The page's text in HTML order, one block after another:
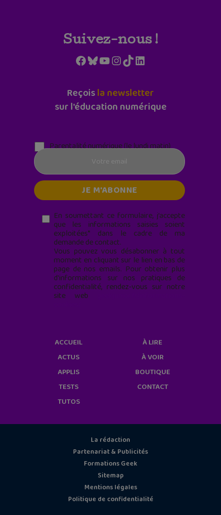
Suivez-nous !
Facebook
Bluesky
YouTube
Instagram
TikTokLinkedIn
Reçoisla newsletter
sur l'éducation numérique
Parentalité numérique (le lundi matin)
En soumettant ce formulaire, j’accepte
que les informations saisies soient
exploitées* dans le cadre de ma
demande de contact.
Vous pouvez vous désabonner à tout
moment en cliquant sur le lien en bas de
page de nos emails. Pour obtenir plus
d'informations sur nos pratiques de
confidentialité, rendez-vous sur notre
site web
ACCUEIL
ACTUS
APPLIS
TESTS
TUTOS
À LIRE
À VOIR
BOUTIQUE
CONTACT
La rédaction
Partenariat & Publicités
Formations Geek
Sitemap
Mentions légales
Politique de confidentialité